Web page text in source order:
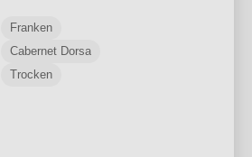
Franken
Cabernet Dorsa
Trocken